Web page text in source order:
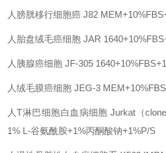
人膀胱移行细胞癌 J82
人胎盘绒毛癌细胞 JAR
人胰腺癌细胞 JF-305
人绒毛膜癌细胞 JEG-3
人T淋巴细胞白血病细胞 Jurkat（clone
1% L-谷氨酰胺+1%丙酮酸钠+1%P/S